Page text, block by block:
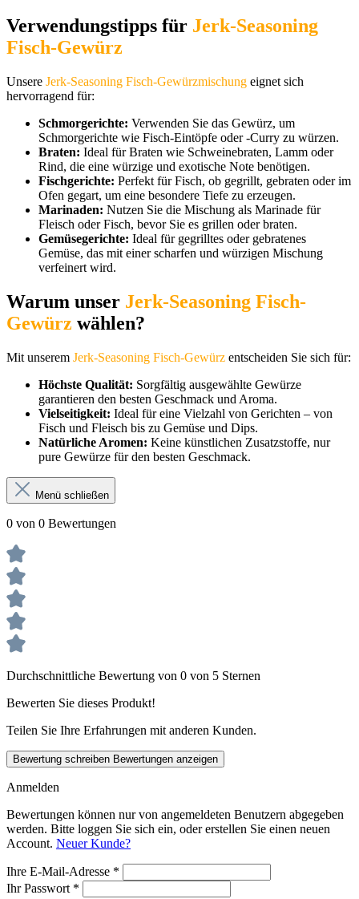
Verwendungstipps für Jerk-Seasoning
Fisch-Gewürz
Unsere Jerk-Seasoning Fisch-Gewürzmischung eignet sich
hervorragend für:
Schmorgerichte: Verwenden Sie das Gewürz, um
Schmorgerichte wie Fisch-Eintöpfe oder -Curry zu würzen.
Braten: Ideal für Braten wie Schweinebraten, Lamm oder
Rind, die eine würzige und exotische Note benötigen.
Fischgerichte: Perfekt für Fisch, ob gegrillt, gebraten oder im
Ofen gegart, um eine besondere Tiefe zu erzeugen.
Marinaden: Nutzen Sie die Mischung als Marinade für
Fleisch oder Fisch, bevor Sie es grillen oder braten.
Gemüsegerichte: Ideal für gegrilltes oder gebratenes
Gemüse, das mit einer scharfen und würzigen Mischung
verfeinert wird.
Warum unser Jerk-Seasoning Fisch-
Gewürz wählen?
Mit unserem Jerk-Seasoning Fisch-Gewürz entscheiden Sie sich für:
Höchste Qualität: Sorgfältig ausgewählte Gewürze
garantieren den besten Geschmack und Aroma.
Vielseitigkeit: Ideal für eine Vielzahl von Gerichten – von
Fisch und Fleisch bis zu Gemüse und Dips.
Natürliche Aromen: Keine künstlichen Zusatzstoffe, nur
pure Gewürze für den besten Geschmack.
Menü schließen
0 von 0 Bewertungen
Durchschnittliche Bewertung von 0 von 5 Sternen
Bewerten Sie dieses Produkt!
Teilen Sie Ihre Erfahrungen mit anderen Kunden.
Bewertung schreiben Bewertungen anzeigen
Anmelden
Bewertungen können nur von angemeldeten Benutzern abgegeben
werden. Bitte loggen Sie sich ein, oder erstellen Sie einen neuen
Account. Neuer Kunde?
Ihre E-Mail-Adresse *
Ihr Passwort *